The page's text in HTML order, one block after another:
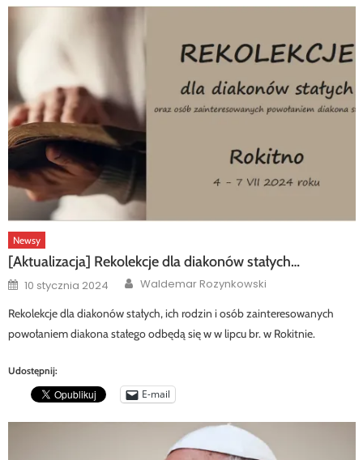
Newsy
[Aktualizacja] Rekolekcje dla diakonów stałych…
Posted
on
10 stycznia 2024 Author
Waldemar Rozynkowski
Rekolekcje dla diakonów stałych, ich rodzin i osób zainteresowanych
powołaniem diakona stałego odbędą się w w lipcu br. w Rokitnie.
Udostępnij:
E-mail